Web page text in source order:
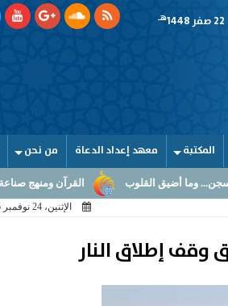
هـ
المكتبة معهد إعداد الدعاة من نحن
القرآن ومنهج صناعة النماذج الحضارية
الإثنين، 24 نوفمبر 2025